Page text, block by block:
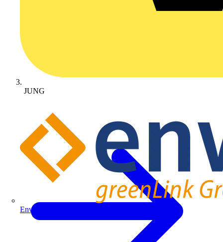
Enwitec
JUNG